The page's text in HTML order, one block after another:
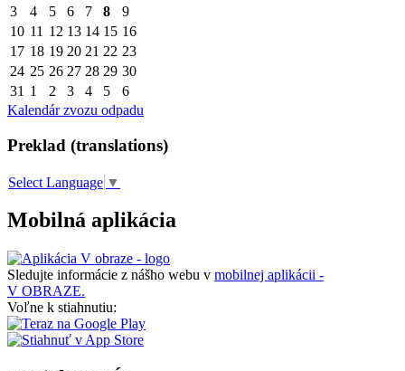
3
4 5 6 7 8
9
10 11 12 13 14 15 16
17 18 19 20 21 22 23
24 25 26 27 28 29 30
31 1 2 3 4 5
6
Kalendár zvozu odpadu
Preklad (translations)
Select Language ▼
Mobilná aplikácia
Sledujte informácie z nášho webu v mobilnej aplikácii -
V OBRAZE.
Voľne k stiahnutiu: